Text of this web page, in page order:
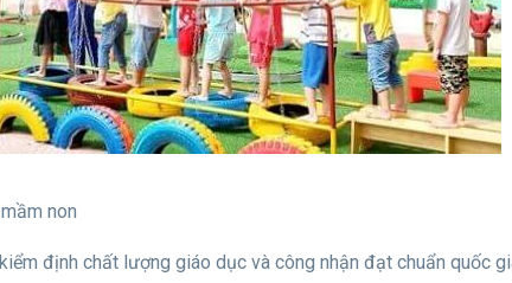
non
định chất lượng giáo dục và công nhận đạt chuẩn quốc